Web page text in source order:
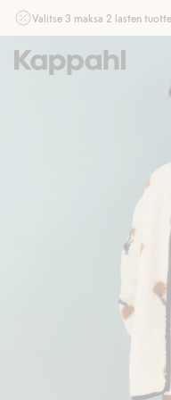
Valitse 3 maksa 2 lasten
Ei Newbie. Ostaessasi 2 tuotetta
myymälässä ja verkossa. Ei voi